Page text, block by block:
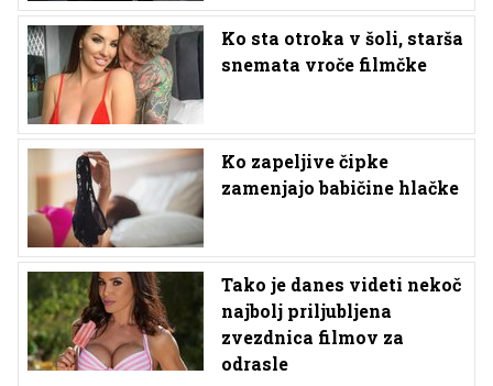
Ko sta otroka v šoli, starša
snemata vroče filmčke
Ko zapeljive čipke
zamenjajo babičine hlačke
Tako je danes videti nekoč
najbolj priljubljena
zvezdnica filmov za
odrasle